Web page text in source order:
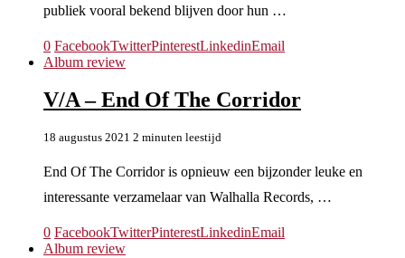
publiek vooral bekend blijven door hun …
0 FacebookTwitterPinterestLinkedinEmail
Album review
V/A – End Of The Corridor
18 augustus 2021 2 minuten leestijd
End Of The Corridor is opnieuw een bijzonder leuke en
interessante verzamelaar van Walhalla Records, …
0 FacebookTwitterPinterestLinkedinEmail
Album review